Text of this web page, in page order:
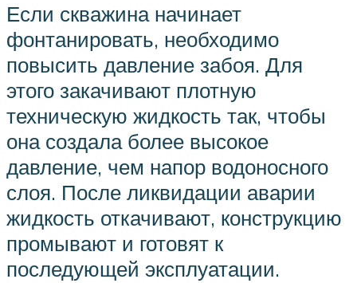
Если скважина начинает
фонтанировать, необходимо
повысить давление забоя. Для
этого закачивают плотную
техническую жидкость так, чтобы
она создала более высокое
давление, чем напор водоносного
слоя. После ликвидации аварии
жидкость откачивают, конструкцию
промывают и готовят к
последующей эксплуатации.